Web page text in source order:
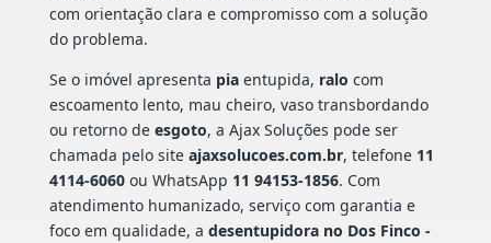
com orientação clara e compromisso com a solução
do problema.
Se o imóvel apresenta piaentupida, ralo com
escoamento lento, mau cheiro, vaso transbordando
ou retorno de esgoto, a Ajax Soluções pode ser
chamada pelo site ajaxsolucoes.com.br, telefone 11
4114-6060ou WhatsApp 11 94153-1856. Com
atendimento humanizado, serviço com garantia e
foco em qualidade, a desentupidora no Dos Finco -